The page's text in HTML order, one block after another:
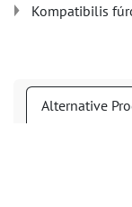
Kompatibilis
Alternative